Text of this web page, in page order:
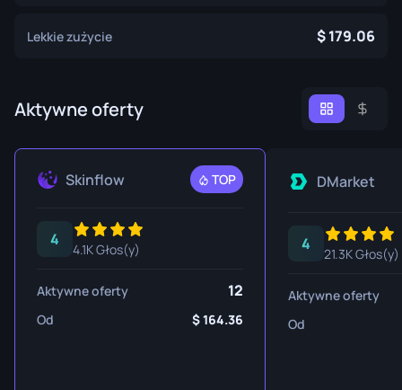
Lekkie zużycie 179.06
Aktywne oferty
Skinflow TOP
4
4.1K Głos(y)
Aktywne oferty 12
Od 164.36
DMarket
4
21.3K Głos(y)
Aktywne oferty
Od